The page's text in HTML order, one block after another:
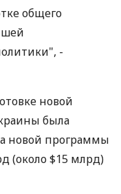
общего
-
новой
была
новой программы
(около $15 млрд)